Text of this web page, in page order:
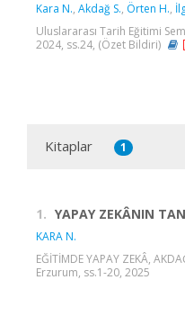
Kara N., Akdağ S., Örten H.,
Uluslararası Tarih Eğitimi
2024, ss.24, (Özet Bildiri)
Kitaplar 1
1. YAPAY ZEKÂNIN
KARA N.
EĞİTİMDE YAPAY ZEKÂ,
Erzurum, ss.1-20, 2025